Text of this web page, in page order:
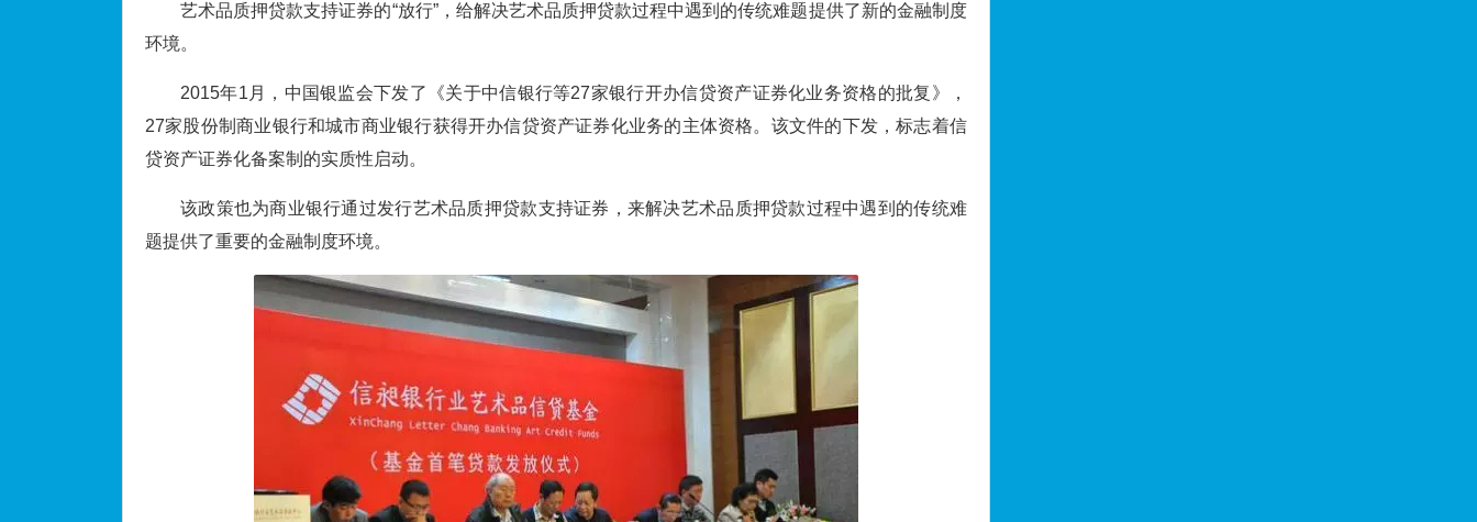
艺术品质押贷款支持证券的“放行”，给解决艺术品质押贷款过程中遇到的传统难题提供了新的金融制度
环境。
2015年1月，中国银监会下发了《关于中信银行等27家银行开办信贷资产证券化业务资格的批复》，
27家股份制商业银行和城市商业银行获得开办信贷资产证券化业务的主体资格。该文件的下发，标志着信
贷资产证券化备案制的实质性启动。
该政策也为商业银行通过发行艺术品质押贷款支持证券，来解决艺术品质押贷款过程中遇到的传统难
题提供了重要的金融制度环境。